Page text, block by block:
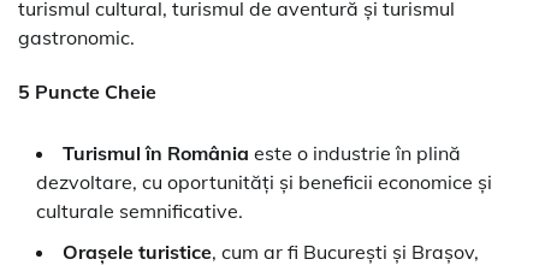
turismul cultural, turismul de aventură și turismul
gastronomic.
5 Puncte Cheie
Turismul în România este o industrie în plină
dezvoltare, cu oportunități și beneficii economice și
culturale semnificative.
Orașele turistice, cum ar fi București și Brașov,